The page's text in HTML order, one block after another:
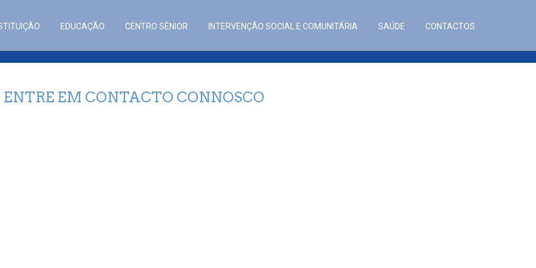
EDUCAÇÃO CENTRO SÉNIOR INTERVENÇÃO SOCIAL E COMUNITÁRIA SAÚDE CONTACTOS
ENTRE EM CONTACTO CONNOSCO